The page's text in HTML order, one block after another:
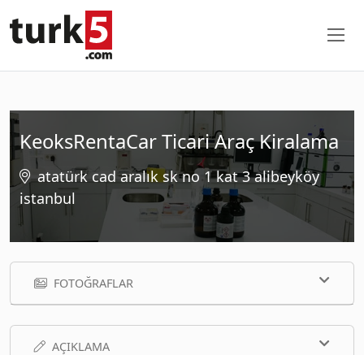
KeoksRentaCar Ticari Araç Kiralama
atatürk cad aralık sk no 1 kat 3 alibeyköy
istanbul
FOTOĞRAFLAR
AÇIKLAMA